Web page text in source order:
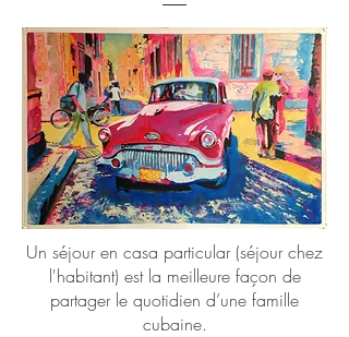
Un séjour en casa particular (séjour chez
l'habitant) est la meilleure façon de
partager le quotidien d’une famille
cubaine.